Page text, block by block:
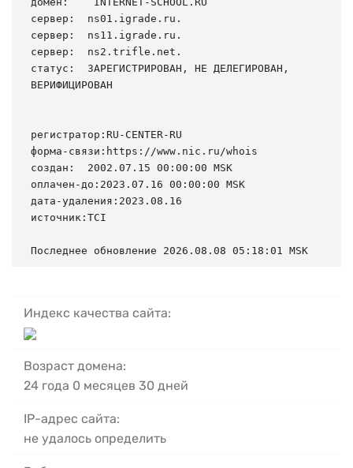
сервер:  ns01.igrade.ru.
сервер:  ns11.igrade.ru.
сервер:  ns2.trifle.net.
статус:  ЗАРЕГИСТРИРОВАН, НЕ ДЕЛЕГИРОВАН,
ВЕРИФИЦИРОВАН
регистратор:RU-CENTER-RU
форма-связи:https://www.nic.ru/whois
создан:  2002.07.15 00:00:00 MSK
оплачен-до:2023.07.16 00:00:00 MSK
дата-удаления:2023.08.16
источник:TCI
Последнее обновление 2026.08.08 05:18:01 MSK
Индекс качества сайта:
Возраст домена:
24 года 0 месяцев 30 дней
IP-адрес сайта:
не удалось определить